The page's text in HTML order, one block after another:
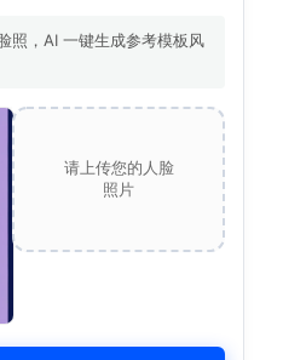
照，AI 一键生成参考模板风
请上传您的人脸
照片